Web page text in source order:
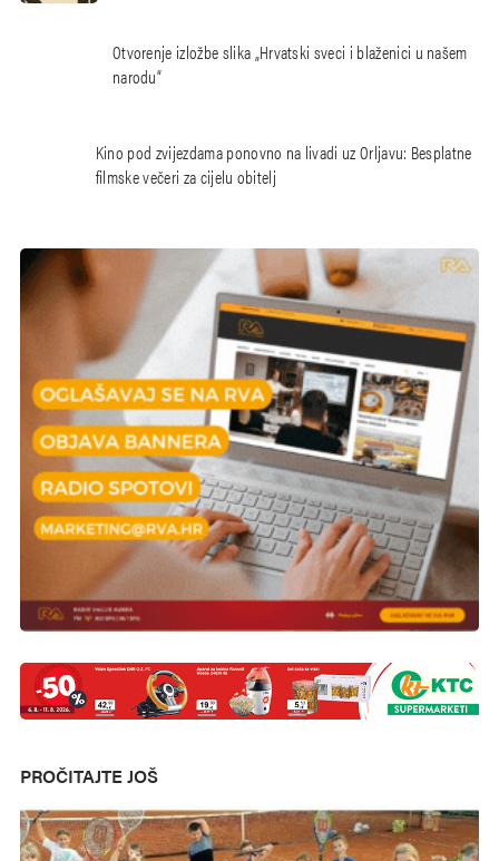
Otvorenje izložbe slika „Hrvatski sveci i blaženici u našem
narodu“
Kino pod zvijezdama ponovno na livadi uz Orljavu: Besplatne
filmske večeri za cijelu obitelj
PROČITAJTE JOŠ